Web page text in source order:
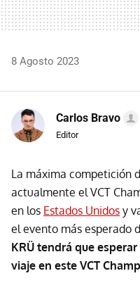
8 Agosto 2023
Carlos Bravo
Editor
La máxima competición
actualmente el VCT
en los Estados Unidos y
el evento más esperado
KRÜ tendrá que
viaje en este VCT